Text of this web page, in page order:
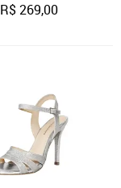
R$269,00